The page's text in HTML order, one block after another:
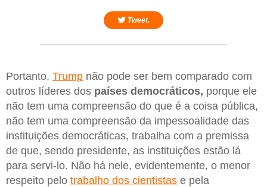
Tweet.
Portanto, Trump não pode ser bem comparado com
outros líderes dos países democráticos, porque ele
não tem uma compreensão do que é a coisa pública,
não tem uma compreensão da impessoalidade das
instituições democráticas, trabalha com a premissa
de que, sendo presidente, as instituições estão lá
para servi-lo. Não há nele, evidentemente, o menor
respeito pelo trabalho dos cientistas e pela